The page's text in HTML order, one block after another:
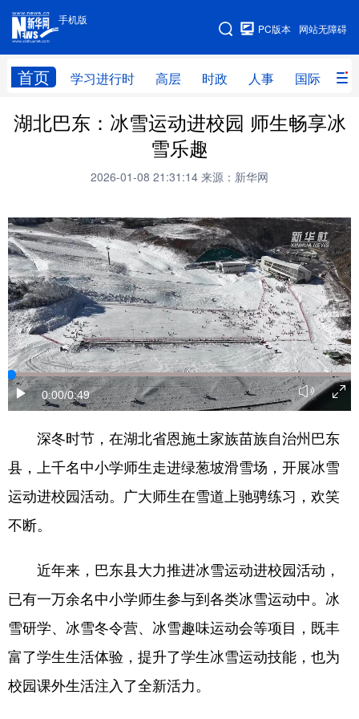
手机版
网站无障碍
PC版本
首页 学习进行时 高层 时政 人事 国际 财
手机版
网站地图
学习进行时 高层 时政 人事
全球连线
科技 科创 量子 体育
文化 书画 健康 军事
访谈 视频 图片 政务
法律 中央文件 金融 汽车
食品 人居 信息化 数字经济
学术中国 乡村振兴 银龄 溯源中国
彩票 娱乐 时尚 悦读
公益 一带一路 亚太网 上市公司
文化产业
地方频道
北京 天津 河北 山西
辽宁 吉林 上海 江苏
浙江 安徽
湖北巴东：冰雪运动进校园 师生畅享冰
雪乐趣
2026-01-08 21:31:14 来源：新华网
0:00/0:49
深冬时节，在湖北省恩施土家族苗族自治州巴东
县，上千名中小学师生走进绿葱坡滑雪场，开展冰雪
运动进校园活动。广大师生在雪道上驰骋练习，欢笑
不断。
近年来，巴东县大力推进冰雪运动进校园活动，
已有一万余名中小学师生参与到各类冰雪运动中。冰
雪研学、冰雪冬令营、冰雪趣味运动会等项目，既丰
富了学生生活体验，提升了学生冰雪运动技能，也为
校园课外生活注入了全新活力。